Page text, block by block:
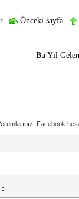
Önceki sayfa
Bu Yıl
Facebook